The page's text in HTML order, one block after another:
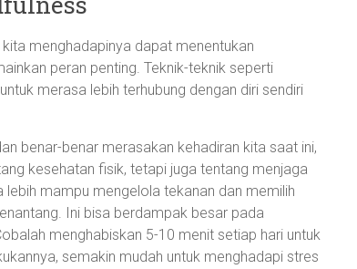
menghadapinya dapat menentukan
peran penting. Teknik-teknik seperti
merasa lebih terhubung dengan diri sendiri
benar-benar merasakan kehadiran kita saat ini,
kesehatan fisik, tetapi juga tentang menjaga
mampu mengelola tekanan dan memilih
Ini bisa berdampak besar pada
menghabiskan 5-10 menit setiap hari untuk
semakin mudah untuk menghadapi stres